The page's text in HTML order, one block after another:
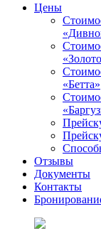
Цены
«Бетта»
Отзывы
Документы
Контакты